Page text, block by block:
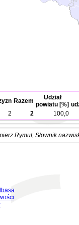
Razem
Udział
powiatu [%]
2 2 100,0
Rymut, Słownik